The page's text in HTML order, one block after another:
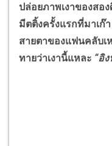
ปล่อยภาพเงาของสอ
มีตติ้งครั้งแรกที่มาเก๊
สายตาของแฟนคลับ
ทายว่าเงานี้แหละ “อิ